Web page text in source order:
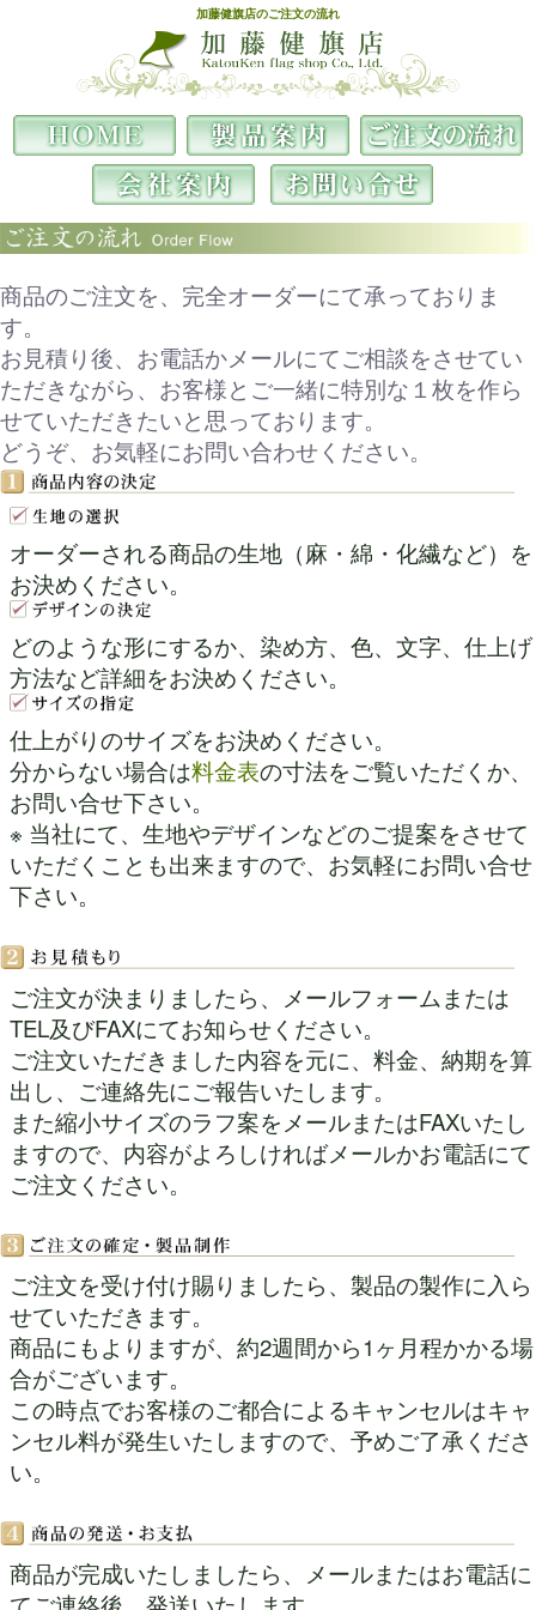
加藤健旗店のご注文の流れ
加藤健旗店
HOME
製品案内
ご注文の流れ
会社案内
お問い合わせ
商品のご注文を、完全オーダーにて承っておりま
す。
お見積り後、お電話かメールにてご相談をさせてい
ただきながら、お客様とご一緒に特別な１枚を作ら
せていただきたいと思っております。
どうぞ、お気軽にお問い合わせください。
オーダーされる商品の生地（麻・綿・化繊など）を
お決めください。
どのような形にするか、染め方、色、文字、仕上げ
方法など詳細をお決めください。
仕上がりのサイズをお決めください。
分からない場合は料金表の寸法をご覧いただくか、
お問い合せ下さい。
※ 当社にて、生地やデザインなどのご提案をさせて
いただくことも出来ますので、お気軽にお問い合せ
下さい。
ご注文が決まりましたら、メールフォームまたは
TEL及びFAXにてお知らせください。
ご注文いただきました内容を元に、料金、納期を算
出し、ご連絡先にご報告いたします。
また縮小サイズのラフ案をメールまたはFAXいたし
ますので、内容がよろしければメールかお電話にて
ご注文ください。
ご注文を受け付け賜りましたら、製品の製作に入ら
せていただきます。
商品にもよりますが、約2週間から1ヶ月程かかる場
合がございます。
この時点でお客様のご都合によるキャンセルはキャ
ンセル料が発生いたしますので、予めご了承くださ
い。
商品が完成いたしましたら、メールまたはお電話に